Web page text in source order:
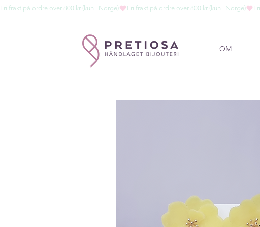
Fri frakt på ordre over 800 kr (kun i Norge)
OM